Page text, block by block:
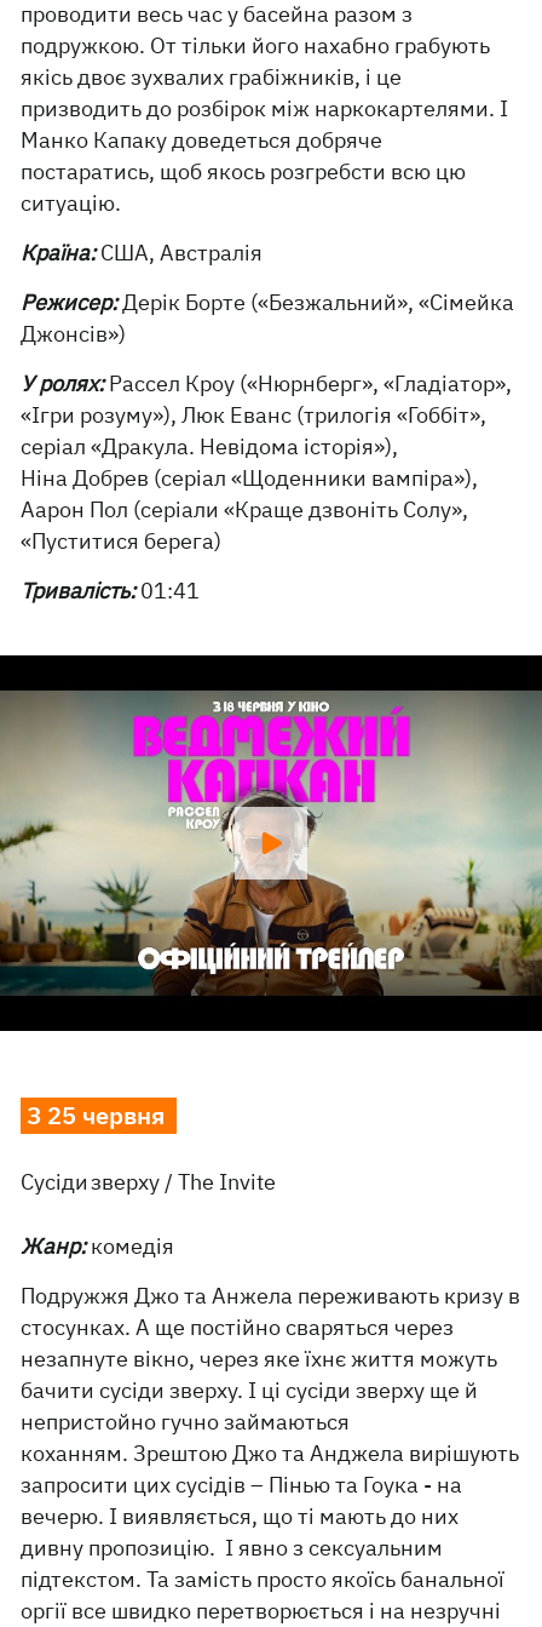
проводити весь час у басейна разом з
подружкою. От тільки його нахабно грабують
якісь двоє зухвалих грабіжників, і це
призводить до розбірок між наркокартелями. І
Манко Капаку доведеться добряче
постаратись, щоб якось розгребсти всю цю
ситуацію.
Країна:США, Австралія
Режисер:Дерік Борте («Безжальний», «Сімейка
Джонсів»)
У ролях:Рассел Кроу («Нюрнберг», «Гладіатор»,
«Ігри розуму»), Люк Еванс (трилогія «Гоббіт»,
серіал «Дракула. Невідома історія»),
Ніна Добрев (серіал «Щоденники вампіра»),
Аарон Пол (серіали «Краще дзвоніть Солу»,
«Пуститися берега)
Тривалість:01:41
З 25 червня
Сусіди зверху / The Invite
Жанр:комедія
Подружжя Джо та Анжела переживають кризу в
стосунках. А ще постійно сваряться через
незапнуте вікно, через яке їхнє життя можуть
бачити сусіди зверху. І ці сусіди зверху ще й
непристойно гучно займаються
коханням. Зрештою Джо та Анджела вирішують
запросити цих сусідів – Пінью та Гоука - на
вечерю. І виявляється, що ті мають до них
дивну пропозицію. І явно з сексуальним
підтекстом. Та замість просто якоїсь банальної
оргії все швидко перетворюється і на незручні